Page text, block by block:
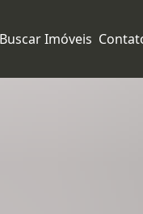
Buscar Imóveis